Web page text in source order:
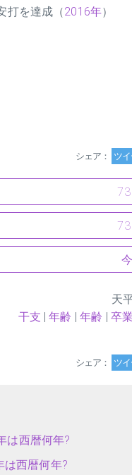
打を達成（2016年）
シェア： ツ
天
干支 |年齢 |年齢 | 卒
シェア： ツ
は西暦何年?
は西暦何年?